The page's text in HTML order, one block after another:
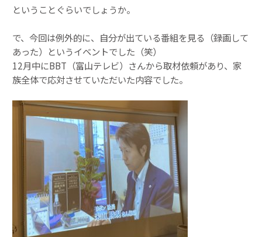
ということぐらいでしょうか。
で、今回は例外的に、自分が出ている番組を見る（録画して
あった）というイベントでした（笑）
12月中にBBT（富山テレビ）さんから取材依頼があり、家
族全体で応対させていただいた内容でした。